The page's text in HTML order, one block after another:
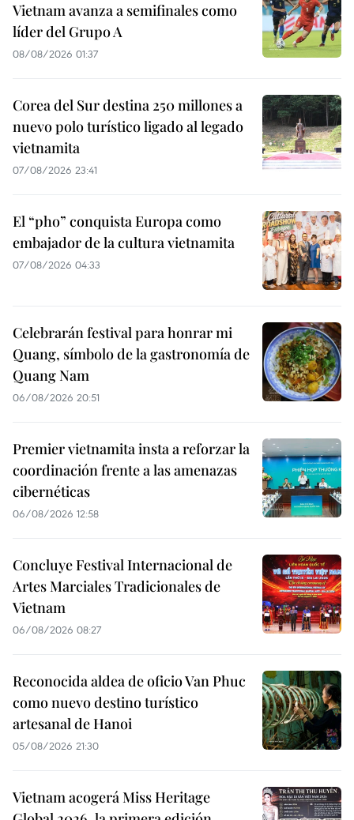
Vietnam avanza a semifinales como
líder del Grupo A
08/08/2026 01:37
Corea del Sur destina 250 millones a
nuevo polo turístico ligado al legado
vietnamita
07/08/2026 23:41
El “pho” conquista Europa como
embajador de la cultura vietnamita
07/08/2026 04:33
Celebrarán festival para honrar mi
Quang, símbolo de la gastronomía de
Quang Nam
06/08/2026 20:51
Premier vietnamita insta a reforzar la
coordinación frente a las amenazas
cibernéticas
06/08/2026 12:58
Concluye Festival Internacional de
Artes Marciales Tradicionales de
Vietnam
06/08/2026 08:27
Reconocida aldea de oficio Van Phuc
como nuevo destino turístico
artesanal de Hanoi
05/08/2026 21:30
Vietnam acogerá Miss Heritage